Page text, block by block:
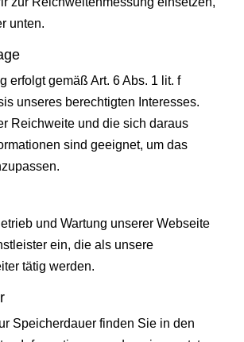
unten.
erfolgt gemäß Art. 6 Abs. 1 lit. f
unseres berechtigten Interesses.
Reichweite und die sich daraus
sind geeignet, um das
und Wartung unserer Webseite
ein, die als unsere
tätig werden.
Speicherdauer finden Sie in den